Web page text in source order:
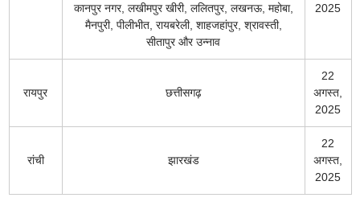
कानपुर नगर, लखीमपुर खीरी, ललितपुर, लखनऊ, महोबा,
मैनपुरी, पीलीभीत, रायबरेली, शाहजहांपुर, श्रावस्ती,
सीतापुर और उन्नाव
2025
रायपुर छत्तीसगढ़
22
अगस्त,
2025
रांची झारखंड
22
अगस्त,
2025